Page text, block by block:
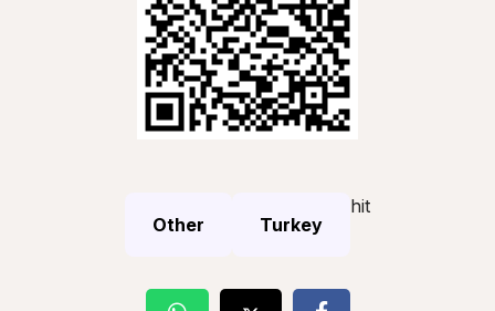
Other Turkey
hit